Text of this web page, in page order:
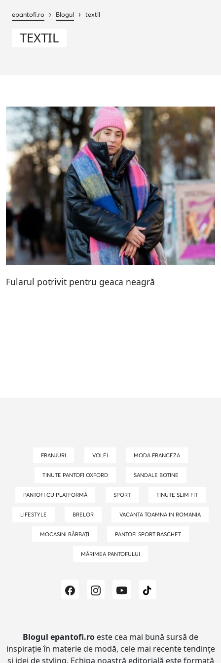
epantofi.ro › Blogul › textil
TEXTIL
Fularul potrivit pentru geaca neagră
FRANJURI VOLEI MODA FRANCEZA
TINUTE PANTOFI OXFORD SANDALE BOTINE
PANTOFI CU PLATFORMĂ SPORT TINUTE SLIM FIT
LIFESTYLE BRELOR VACANTA TOAMNA IN ROMANIA
MOCASINI BĂRBAȚI PANTOFI SPORT BASCHET
MĂRIMEA PANTOFULUI
Blogul epantofi.ro este cea mai bună sursă de
inspirație în materie de modă, cele mai recente tendințe
și idei de styling. Echipa noastră editorială este formată